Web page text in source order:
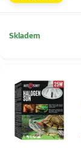
Skladem